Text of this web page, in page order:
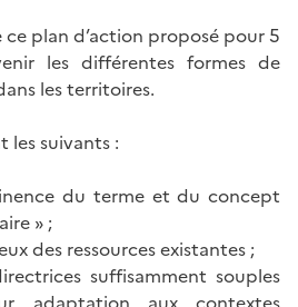
plan d’action proposé pour 5
les différentes formes de
les territoires.
les suivants :
du terme et du concept
» ;
des ressources existantes ;
suffisamment souples